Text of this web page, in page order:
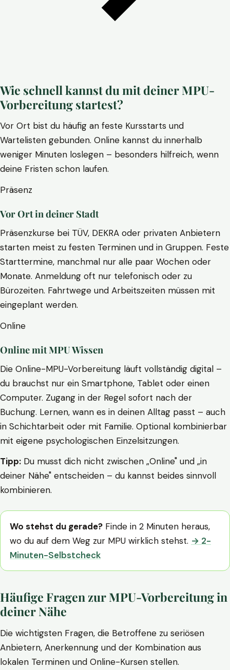
Wie schnell kannst du mit deiner MPU-
Vorbereitung startest?
Vor Ort bist du häufig an feste Kursstarts und
Wartelisten gebunden. Online kannst du innerhalb
weniger Minuten loslegen – besonders hilfreich, wenn
deine Fristen schon laufen.
Präsenz
Vor Ort in deiner Stadt
Präsenzkurse bei TÜV, DEKRA oder privaten Anbietern
starten meist zu festen Terminen und in Gruppen. Feste
Starttermine, manchmal nur alle paar Wochen oder
Monate. Anmeldung oft nur telefonisch oder zu
Bürozeiten. Fahrtwege und Arbeitszeiten müssen mit
eingeplant werden.
Online
Online mit MPU Wissen
Die Online-MPU-Vorbereitung läuft vollständig digital –
du brauchst nur ein Smartphone, Tablet oder einen
Computer. Zugang in der Regel sofort nach der
Buchung. Lernen, wann es in deinen Alltag passt – auch
in Schichtarbeit oder mit Familie. Optional kombinierbar
mit eigene psychologischen Einzelsitzungen.
Tipp: Du musst dich nicht zwischen „Online" und „in
deiner Nähe" entscheiden – du kannst beides sinnvoll
kombinieren.
Wo stehst du gerade? Finde in 2 Minuten heraus,
wo du auf dem Weg zur MPU wirklich stehst. → 2-
Minuten-Selbstcheck
Häufige Fragen zur MPU-Vorbereitung in
deiner Nähe
Die wichtigsten Fragen, die Betroffene zu seriösen
Anbietern, Anerkennung und der Kombination aus
lokalen Terminen und Online-Kursen stellen.